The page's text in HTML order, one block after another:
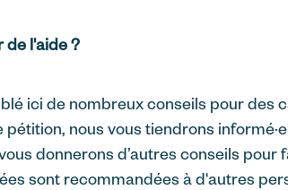
de l'aide ?
ici de nombreux conseils pour des
pétition, nous vous tiendrons
donnerons d’autres conseils pour
sont recommandées à d'autres